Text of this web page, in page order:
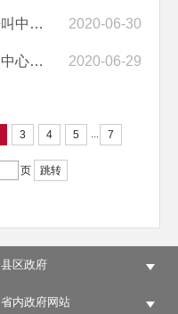
《工业和信息化部关于加强呼叫中心业务管理的通知》解读 2020-06-30
工业和信息化部关于加强呼叫中心业务管理的通知 2020-06-29
3 4 5 ... 7
页 跳转
县区政府
省内政府网站